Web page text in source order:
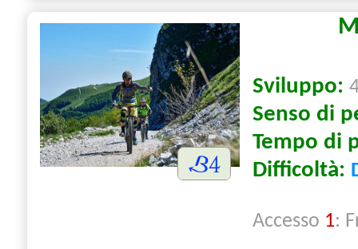
Sviluppo:
Senso di
Tempo di
Difficoltà:
Accesso 1: